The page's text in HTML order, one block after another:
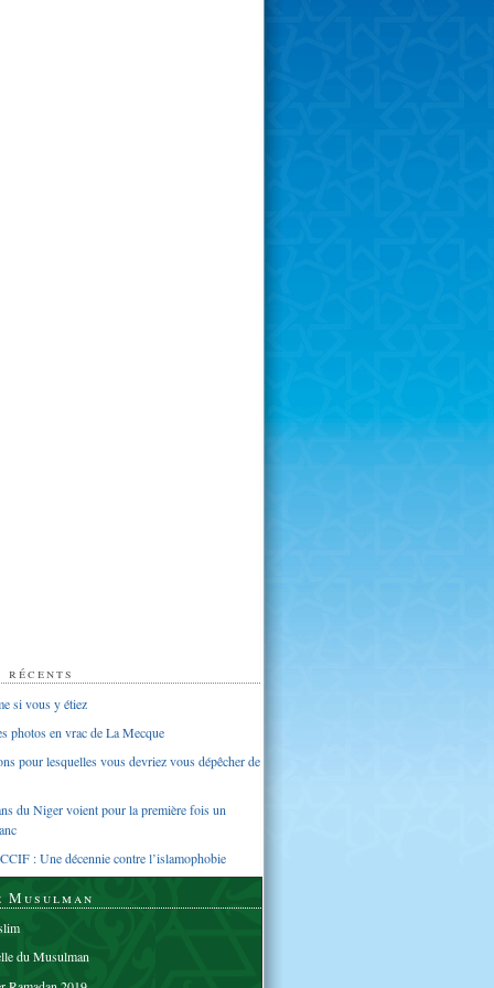
si vous y étiez
photos en vrac de La Mecque
pour lesquelles vous devriez vous dépêcher de
du Niger voient pour la première fois un
: Une décennie contre l’islamophobie
Musulman
du Musulman